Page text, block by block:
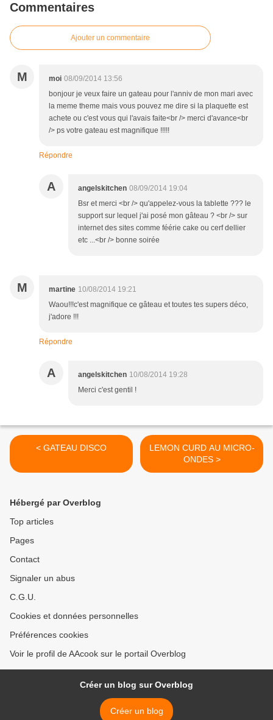
Commentaires
Ajouter un commentaire
M moi 08/09/2014 13:56
bonjour je veux faire un gateau pour l'anniv de mon mari avec
la meme theme mais vous pouvez me dire si la plaquette est
achete ou c'est vous qui l'avais faite<br /> merci d'avance<br
/> ps votre gateau est magnifique !!!!!
Répondre
A angelskitchen 08/09/2014 19:04
Bsr et merci <br /> qu'appelez-vous la tablette ??? le
support sur lequel j'ai posé mon gâteau ? <br /> sur
internet des sites comme féérie cake ou cerf dellier
etc ...<br /> bonne soirée
M martine 10/08/2014 19:21
Waou!!!c'est magnifique ce gâteau et toutes tes supers déco,
j'adore !!!
Répondre
A angelskitchen 10/08/2014 19:28
Merci c'est gentil !
< GATEAU DISCO
LEMON CURD AU MICRO-
ONDES >
Hébergé par Overblog
Top articles
Pages
Contact
Signaler un abus
C.G.U.
Cookies et données personnelles
Préférences cookies
Voir le profil de AAcook sur le portail Overblog
Créer un blog sur Overblog
Créer un blog